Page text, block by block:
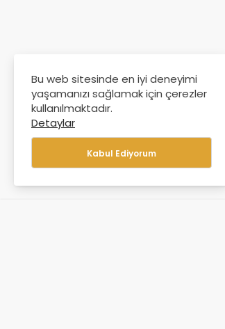
Bu web sitesinde en iyi deneyimi
yaşamanızı sağlamak için çerezler
kullanılmaktadır.
Detaylar
Kabul Ediyorum